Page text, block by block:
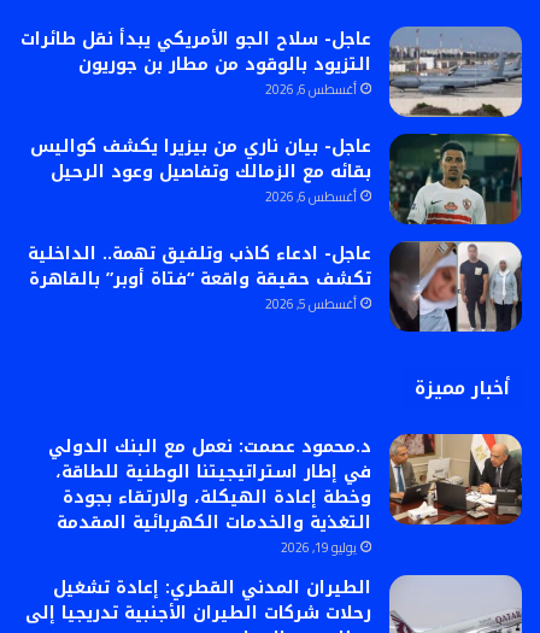
عاجل- سلاح الجو الأمريكي يبدأ نقل طائرات
التزيود بالوقود من مطار بن جوريون
أغسطس 6, 2026
عاجل- بيان ناري من بيزيرا يكشف كواليس
بقائه مع الزمالك وتفاصيل وعود الرحيل
أغسطس 6, 2026
عاجل- ادعاء كاذب وتلفيق تهمة.. الداخلية
تكشف حقيقة واقعة “فتاة أوبر” بالقاهرة
أغسطس 5, 2026
أخبار مميزة
د.محمود عصمت: نعمل مع البنك الدولي
في إطار استراتيجيتنا الوطنية للطاقة،
وخطة إعادة الهيكلة، والارتقاء بجودة
التغذية والخدمات الكهربائية المقدمة
يوليو 19, 2026
الطيران المدني القطري: إعادة تشغيل
رحلات شركات الطيران الأجنبية تدريجيا إلى